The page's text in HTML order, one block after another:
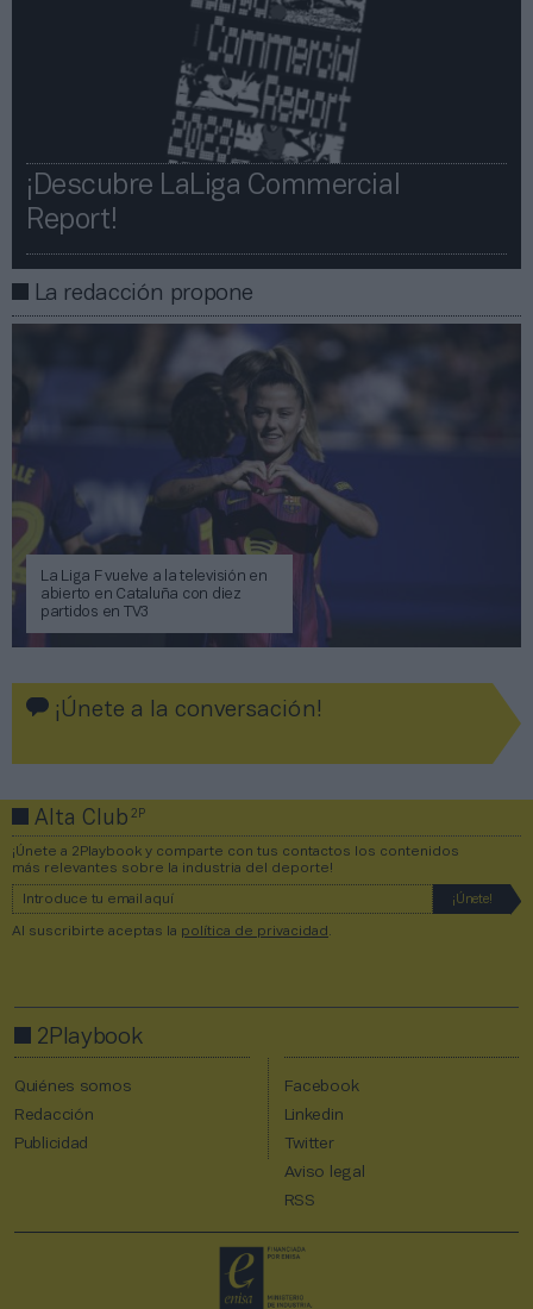
¡Descubre LaLiga Commercial
Report!​​
La redacción propone
La Liga F vuelve a la televisión en
abierto en Cataluña con diez
partidos en TV3
¡Únete a la conversación!
Alta Club2P
¡Únete a 2Playbook y comparte con tus contactos los contenidos
más relevantes sobre la industria del deporte!
Al suscribirte aceptas la política de privacidad .
2Playbook
Quiénes somos
Redacción
Publicidad
Facebook
Linkedin
Twitter
Aviso legal
RSS